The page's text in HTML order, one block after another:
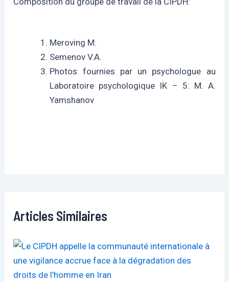
Meroving M.
Semenov V.A.
Photos fournies par un psychologue au
Laboratoire psychologique IK – 5: M. A.
Yamshanov
Articles Similaires